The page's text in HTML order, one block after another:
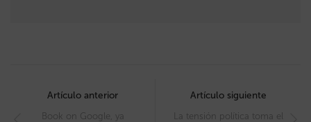
navigation
Artículo anterior
Book on Google, ya
Artículo siguiente
La tensión política toma el